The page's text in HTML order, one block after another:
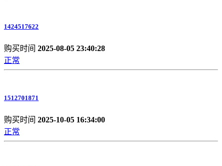
1424517622
购买时间 2025-08-05 23:40:28
正常
1512701871
购买时间 2025-10-05 16:34:00
正常